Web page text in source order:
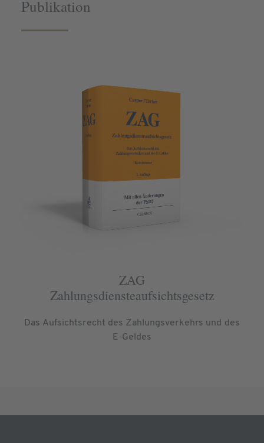
Publikation
ZAG
Zahlungsdiensteaufsichtsgesetz
Das Aufsichtsrecht des Zahlungsverkehrs und des
E-Geldes